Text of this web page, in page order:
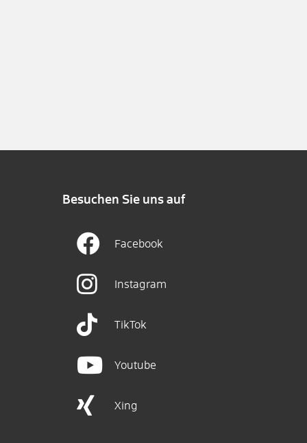
Besuchen Sie uns auf
Facebook
Instagram
TikTok
Youtube
Xing